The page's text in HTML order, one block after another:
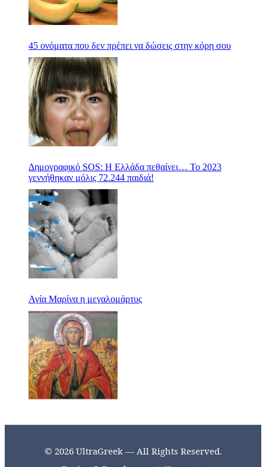
45 ονόματα που δεν πρέπει να δώσεις στην κόρη σου
Δημογραφικό SOS: Η Ελλάδα πεθαίνει… Το 2023
γεννήθηκαν μόλις 72.244 παιδιά!
Αγία Μαρίνα η μεγαλομάρτυς
© 2026 UltraGreek — All Rights Reserved.